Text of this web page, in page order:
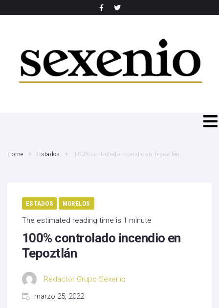
Home Estados 100% controlado incendio en Tepoztlán
ESTADOS MORELOS
The estimated reading time is 1 minute
100% controlado incendio en
Tepoztlán
Redactor Grupo Sexenio
marzo 25, 2022
SEARCH THIS WEBSITE